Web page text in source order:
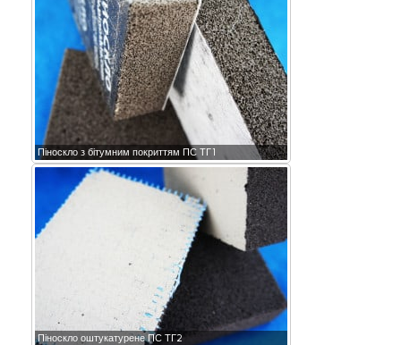
Піноскло з бітумним покриттям ПС ТГ1
Піноскло оштукатурене ПС ТГ2